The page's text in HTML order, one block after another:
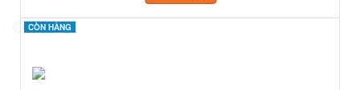
CÒN HÀNG
CÒN HÀNG